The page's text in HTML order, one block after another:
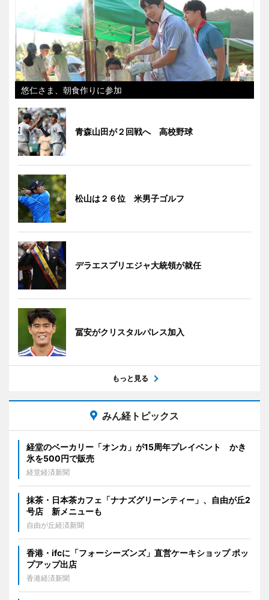
悠仁さま、朝食作りに参加
青森山田が２回戦へ 高校野球
松山は２６位 米男子ゴルフ
デラエスプリエジャ大統領が就任
冨安がクリスタルパレス加入
もっと見る
みん経トピックス
経堂のベーカリー「オンカ」が15周年プレイベント かき
氷を500円で販売
経堂経済新聞
抹茶・日本茶カフェ「ナナズグリーンティー」、自由が丘2
号店 新メニューも
自由が丘経済新聞
香港・ifcに「フォーシーズンズ」直営ケーキショップ ポッ
プアップ出店
香港経済新聞